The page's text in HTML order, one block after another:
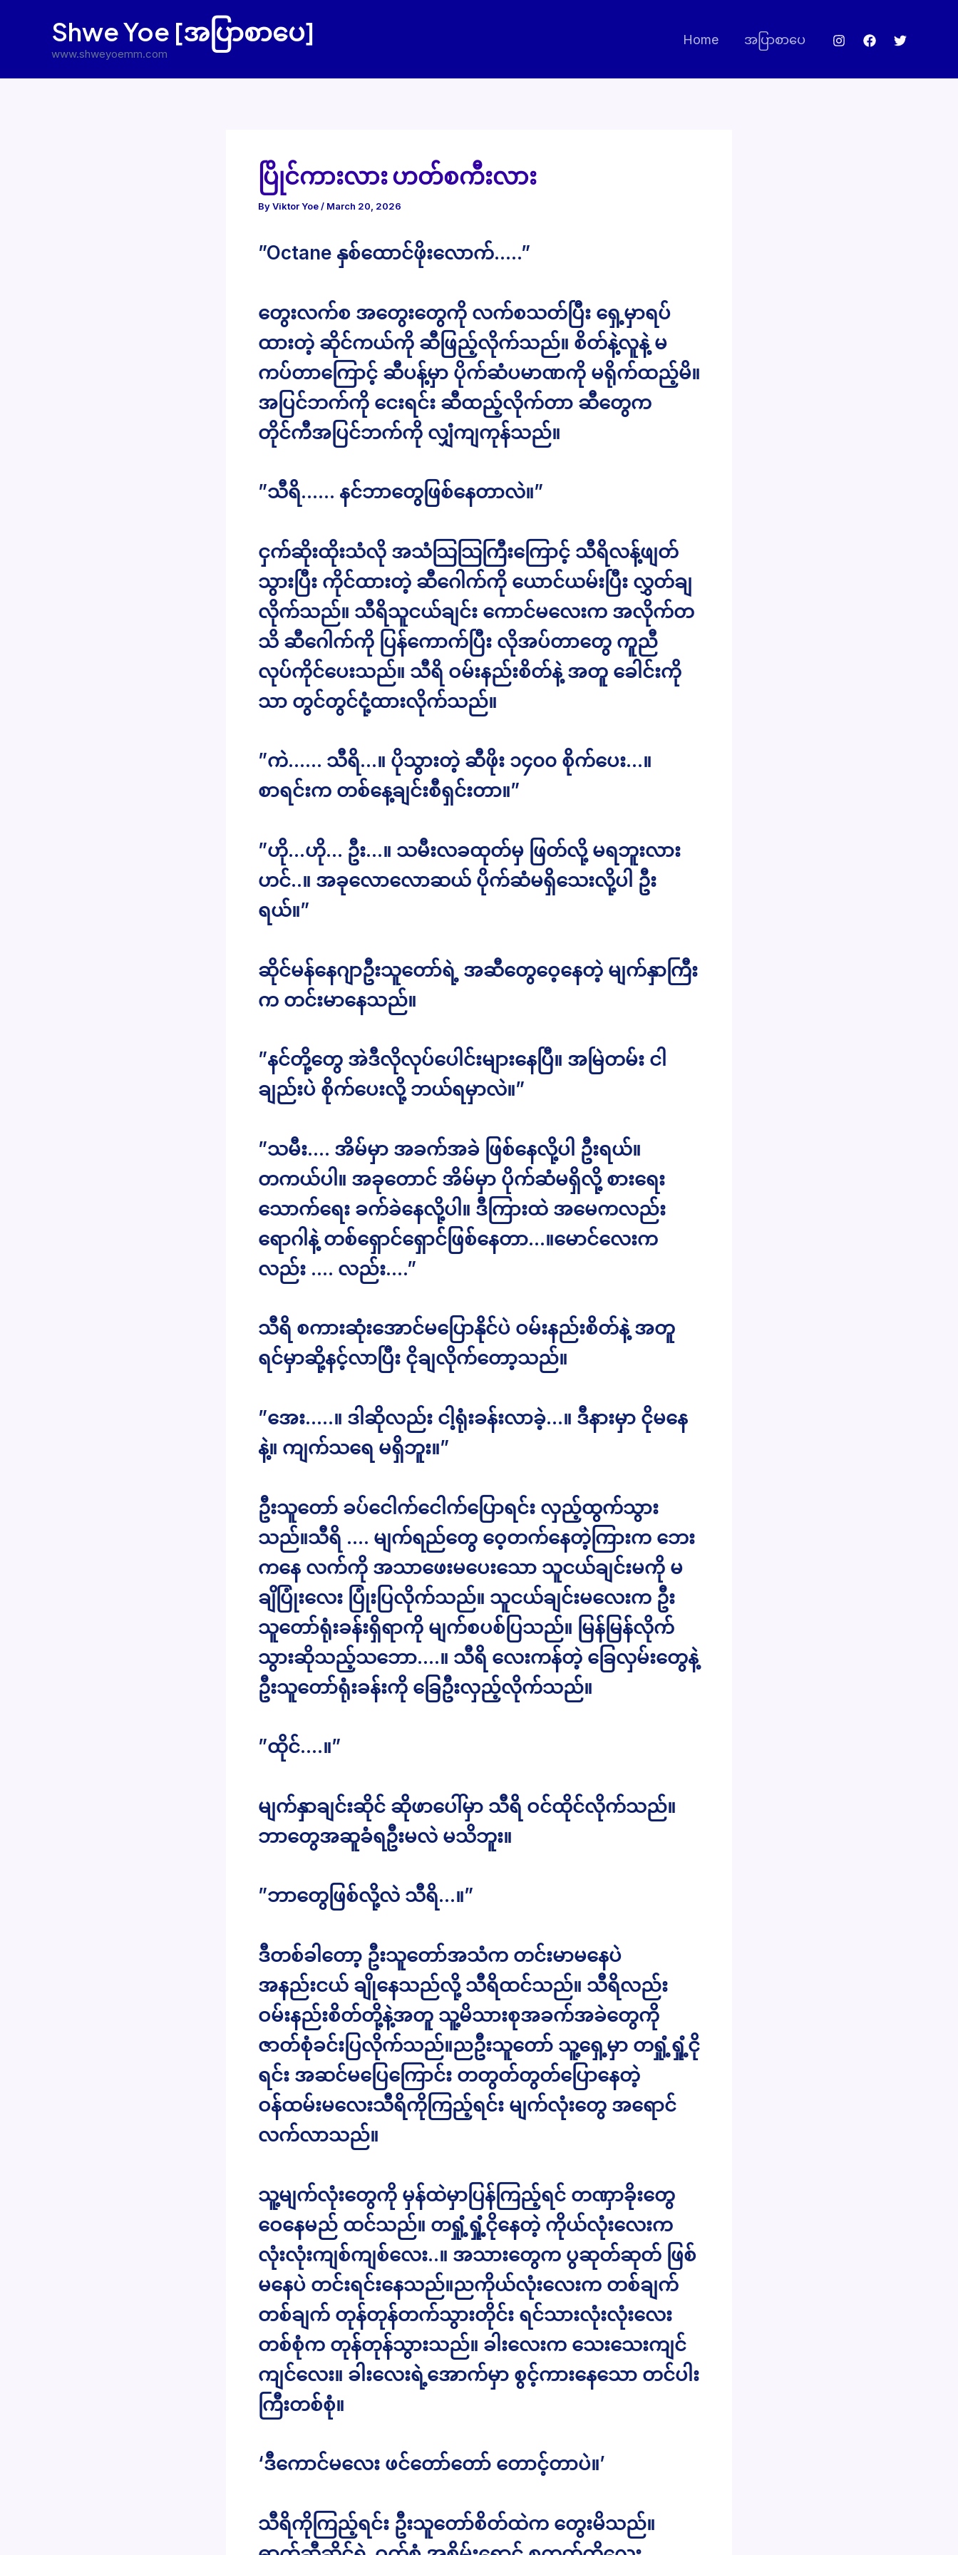
Shwe Yoe [အပြာစာပေ]
www.shweyoemm.com
Home အပြာစာပေ
ပြိုင်ကားလား ဟတ်စကီးလား
ByViktor Yoe/ March 20, 2026
”Octane နှစ်ထောင်ဖိုးလောက်…..”
တွေးလက်စ အတွေးတွေကို လက်စသတ်ပြီး ရှေ့မှာရပ်
ထားတဲ့ ဆိုင်ကယ်ကို ဆီဖြည့်လိုက်သည်။ စိတ်နဲ့လူနဲ့ မ
ကပ်တာကြောင့် ဆီပန့်မှာ ပိုက်ဆံပမာဏကို မရိုက်ထည့်မိ။
အပြင်ဘက်ကို ငေးရင်း ဆီထည့်လိုက်တာ ဆီတွေက
တိုင်ကီအပြင်ဘက်ကို လျှံကျကုန်သည်။
”သီရိ…… နင်ဘာတွေဖြစ်နေတာလဲ။”
ငှက်ဆိုးထိုးသံလို အသံသြသြကြီးကြောင့် သီရိလန့်ဖျတ်
သွားပြီး ကိုင်ထားတဲ့ ဆီဂေါက်ကို ယောင်ယမ်းပြီး လွှတ်ချ
လိုက်သည်။ သီရိသူငယ်ချင်း ကောင်မလေးက အလိုက်တ
သိ ဆီဂေါက်ကို ပြန်ကောက်ပြီး လိုအပ်တာတွေ ကူညီ
လုပ်ကိုင်ပေးသည်။ သီရိ ဝမ်းနည်းစိတ်နဲ့ အတူ ခေါင်းကို
သာ တွင်တွင်ငုံ့ထားလိုက်သည်။
”ကဲ…… သီရိ…။ ပိုသွားတဲ့ ဆီဖိုး ၁၄၀၀ စိုက်ပေး…။
စာရင်းက တစ်နေ့ချင်းစီရှင်းတာ။”
”ဟို…ဟို… ဦး…။ သမီးလခထုတ်မှ ဖြတ်လို့ မရဘူးလား
ဟင်..။ အခုလောလောဆယ် ပိုက်ဆံမရှိသေးလို့ပါ ဦး
ရယ်။”
ဆိုင်မန်နေဂျာဦးသူတော်ရဲ့ အဆီတွေဝေ့နေတဲ့ မျက်နှာကြီး
က တင်းမာနေသည်။
”နင်တို့တွေ အဲဒီလိုလုပ်ပေါင်းများနေပြီ။ အမြဲတမ်း ငါ
ချည်းပဲ စိုက်ပေးလို့ ဘယ်ရမှာလဲ။”
”သမီး…. အိမ်မှာ အခက်အခဲ ဖြစ်နေလို့ပါ ဦးရယ်။
တကယ်ပါ။ အခုတောင် အိမ်မှာ ပိုက်ဆံမရှိလို့ စားရေး
သောက်ရေး ခက်ခဲနေလို့ပါ။ ဒီကြားထဲ အမေကလည်း
ရောဂါနဲ့ တစ်ရှောင်ရှောင်ဖြစ်နေတာ…။မောင်လေးက
လည်း …. လည်း….”
သီရိ စကားဆုံးအောင်မပြောနိုင်ပဲ ဝမ်းနည်းစိတ်နဲ့ အတူ
ရင်မှာဆို့နင့်လာပြီး ငိုချလိုက်တော့သည်။
”အေး…..။ ဒါဆိုလည်း ငါ့ရုံးခန်းလာခဲ့…။ ဒီနားမှာ ငိုမနေ
နဲ့။ ကျက်သရေ မရှိဘူး။”
ဦးသူတော် ခပ်ငေါက်ငေါက်ပြောရင်း လှည့်ထွက်သွား
သည်။သီရိ …. မျက်ရည်တွေ ဝေ့တက်နေတဲ့ကြားက ဘေး
ကနေ လက်ကို အသာဖေးမပေးသော သူငယ်ချင်းမကို မ
ချိပြုံးလေး ပြုံးပြလိုက်သည်။ သူငယ်ချင်းမလေးက ဦး
သူတော်ရုံးခန်းရှိရာကို မျက်စပစ်ပြသည်။ မြန်မြန်လိုက်
သွားဆိုသည့်သဘော….။ သီရိ လေးကန်တဲ့ ခြေလှမ်းတွေနဲ့
ဦးသူတော်ရုံးခန်းကို ခြေဦးလှည့်လိုက်သည်။
”ထိုင်….။”
မျက်နှာချင်းဆိုင် ဆိုဖာပေါ်မှာ သီရိ ဝင်ထိုင်လိုက်သည်။
ဘာတွေအဆူခံရဦးမလဲ မသိဘူး။
”ဘာတွေဖြစ်လို့လဲ သီရိ…။”
ဒီတစ်ခါတော့ ဦးသူတော်အသံက တင်းမာမနေပဲ
အနည်းငယ် ချိုနေသည်လို့ သီရိထင်သည်။ သီရိလည်း
ဝမ်းနည်းစိတ်တို့နဲ့အတူ သူ့မိသားစုအခက်အခဲတွေကို
ဇာတ်စုံခင်းပြလိုက်သည်။ညဦးသူတော် သူ့ရှေ့မှာ တရှုံ့ရှုံ့ငို
ရင်း အဆင်မပြေကြောင်း တတွတ်တွတ်ပြောနေတဲ့
ဝန်ထမ်းမလေးသီရိကိုကြည့်ရင်း မျက်လုံးတွေ အရောင်
လက်လာသည်။
သူ့မျက်လုံးတွေကို မှန်ထဲမှာပြန်ကြည့်ရင် တဏှာခိုးတွေ
ဝေနေမည် ထင်သည်။ တရှုံ့ရှုံ့ငိုနေတဲ့ ကိုယ်လုံးလေးက
လုံးလုံးကျစ်ကျစ်လေး..။ အသားတွေက ပွဆုတ်ဆုတ် ဖြစ်
မနေပဲ တင်းရင်းနေသည်။ညကိုယ်လုံးလေးက တစ်ချက်
တစ်ချက် တုန်တုန်တက်သွားတိုင်း ရင်သားလုံးလုံးလေး
တစ်စုံက တုန်တုန်သွားသည်။ ခါးလေးက သေးသေးကျင်
ကျင်လေး။ ခါးလေးရဲ့အောက်မှာ စွင့်ကားနေသော တင်ပါး
ကြီးတစ်စုံ။
‘ဒီကောင်မလေး ဖင်တော်တော် တောင့်တာပဲ။’
သီရိကိုကြည့်ရင်း ဦးသူတော်စိတ်ထဲက တွေးမိသည်။